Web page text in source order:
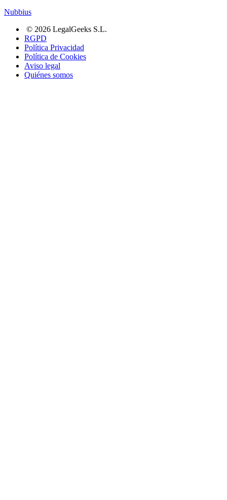
Nubbius
© 2026 LegalGeeks S.L.
RGPD
Política Privacidad
Política de Cookies
Aviso legal
Quiénes somos